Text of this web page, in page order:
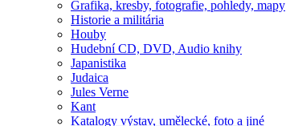
Grafika, kresby, fotografie, pohledy, mapy
Historie a militária
Houby
Hudební CD, DVD, Audio knihy
Japanistika
Judaica
Jules Verne
Kant
Katalogy výstav, umělecké, foto a jiné